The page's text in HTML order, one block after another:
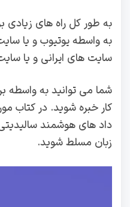
به طور کل راه های زیادی
به واسطه یوتیوب و یا
سایت های ایرانی و یا
شما می توانید به واسطه
کار خبره شوید. در کتاب
داد های هوشمند سالیدیتی
زبان مسلط شوید.